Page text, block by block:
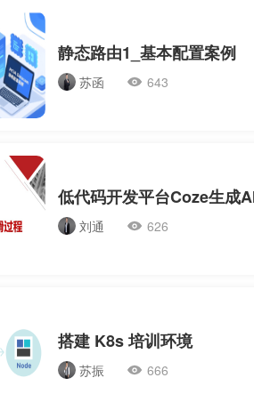
静态路由1_基本配置案例
苏函 643
刘通 626
搭建 K8s 培训环境
苏振 666